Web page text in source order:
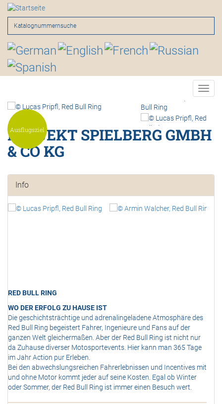
Direkt
Inhalt
<
PROJEKT SPIELBERG GMBH
& CO KG
Ausflugsziel
Info
RED BULL RING
WO DER ERFOLG ZU HAUSE IST
Die geschichtsträchtige und adrenalingeladene Atmosphäre des
Red Bull Ring begeistert Fahrer, Ingenieure und Fans auf der
ganzen Welt gleichermaßen. Aber der Red Bull Ring ist nicht nur
da Zuhause diverser Motosportevents. Hier kann man 365 Tage
im Jahr Action pur Erleben.
Bei den abwechslungsreichen Fahrerlebnissen und Incentives mit
und ohne Motor kommt jeder auf seine Kosten. Egal ob Winter
oder Sommer, der Red Bull Ring ist immer einen Besuch wert.